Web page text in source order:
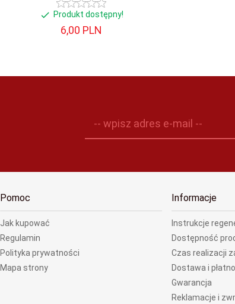
Produkt dostępny!
6,00 PLN
-- wpisz adres e-mail --
Pomoc
Jak kupować
Regulamin
Polityka prywatności
Mapa strony
Informacje
Instrukcje
Dostępność
Czas realizacji
Dostawa i
Gwarancja
Reklamacje i